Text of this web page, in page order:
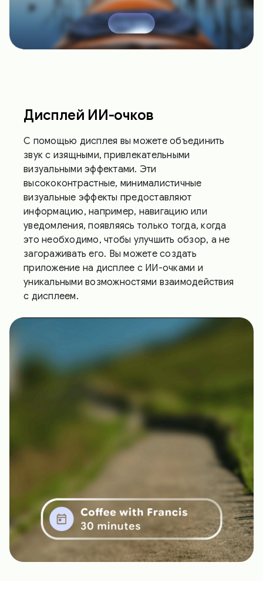
Дисплей ИИ-очков
С помощью дисплея вы можете объединить
звук с изящными, привлекательными
визуальными эффектами. Эти
высококонтрастные, минималистичные
визуальные эффекты предоставляют
информацию, например, навигацию или
уведомления, появляясь только тогда, когда
это необходимо, чтобы улучшить обзор, а не
загораживать его. Вы можете создать
приложение на дисплее с ИИ-очками и
уникальными возможностями взаимодействия
с дисплеем.